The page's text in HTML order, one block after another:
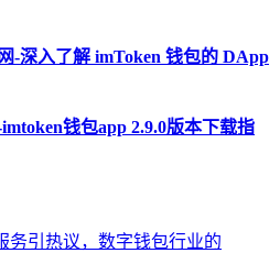
-深入了解 imToken 钱包的 DApp
钱包app 2.9.0版本下载指